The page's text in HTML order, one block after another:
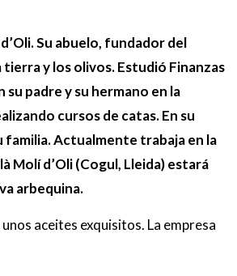
Su abuelo, fundador del
y los olivos. Estudió Finanzas
padre y su hermano en la
cursos de catas. En su
familia. Actualmente trabaja en la
Molí d’Oli (Cogul, Lleida) estará
arbequina.
aceites exquisitos. La empresa